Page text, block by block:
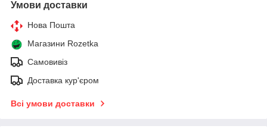
Умови доставки
Нова Пошта
Магазини Rozetka
Самовивіз
Доставка кур'єром
Всі умови доставки